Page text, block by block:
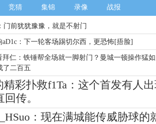
竞猜 集锦 录像 战报
门前犹犹豫豫，就是不射门
aD1c：下一轮客场踢切尔西，更恐怖[捂脸]
拜仁：铁锤帮全场就一脚射门？曼城一顿操作猛
了二百五
精彩扑救f1Ta：这个首发有人
传。
：现在满城能传威胁球的